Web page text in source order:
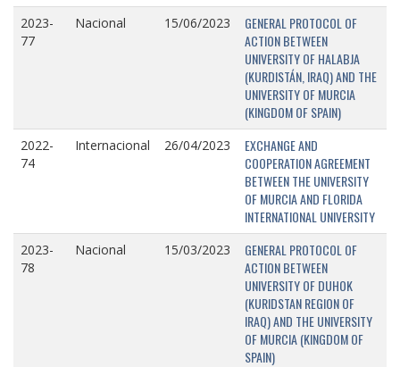
2023-
77
Nacional 15/06/2023
GENERAL PROTOCOL OF
ACTION BETWEEN
UNIVERSITY OF HALABJA
(KURDISTÁN, IRAQ) AND THE
UNIVERSITY OF MURCIA
(KINGDOM OF SPAIN)
2022-
74
Internacional 26/04/2023
EXCHANGE AND
COOPERATION AGREEMENT
BETWEEN THE UNIVERSITY
OF MURCIA AND FLORIDA
INTERNATIONAL UNIVERSITY
2023-
78
Nacional 15/03/2023
GENERAL PROTOCOL OF
ACTION BETWEEN
UNIVERSITY OF DUHOK
(KURIDSTAN REGION OF
IRAQ) AND THE UNIVERSITY
OF MURCIA (KINGDOM OF
SPAIN)